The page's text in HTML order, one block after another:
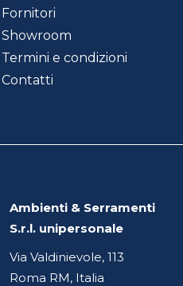
Fornitori
Showroom
Termini e condizioni
Contatti
Ambienti & Serramenti
S.r.l. unipersonale
Via Valdinievole, 113
Roma RM, Italia